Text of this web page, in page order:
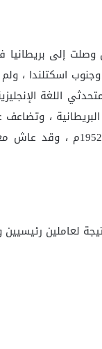
وصلت إلى
اسكتلندا ،
في فترة بداية حكم الملكة
لعاملين